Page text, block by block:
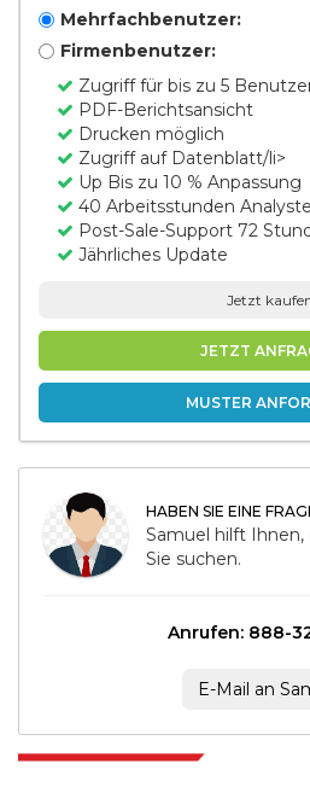
Mehrfachbenutzer:
Firmenbenutzer:
Zugriff für bis zu 5
PDF-Berichtsansicht
Drucken möglich
Zugriff auf Datenblatt/li>
Up Bis zu 10 % Anpassung
40 Arbeitsstunden
Post-Sale-Support 72
Jährliches Update
Jetzt
JETZT
MUSTER
HABEN SIE EINE
Samuel hilft Ihnen,
Sie suchen.
Anrufen: 888-
E-Mail an